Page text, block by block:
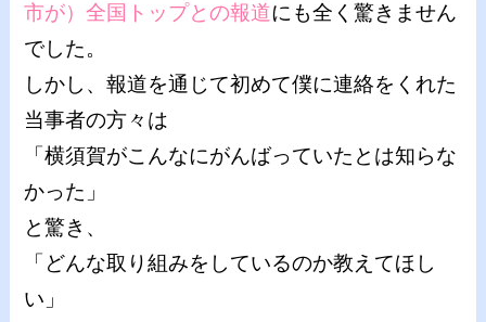
市が）全国トップとの報道にも全く驚きません
でした。
しかし、報道を通じて初めて僕に連絡をくれた
当事者の方々は
「横須賀がこんなにがんばっていたとは知らな
かった」
と驚き、
「どんな取り組みをしているのか教えてほし
い」